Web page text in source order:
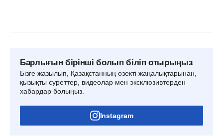
Барлығын бірінші болып біліп отырыңыз
Бізге жазылып, Қазақстанның өзекті жаңалықтарынан,
қызықты суреттер, видеолар мен эксклюзивтерден
хабардар болыңыз.
Instagram